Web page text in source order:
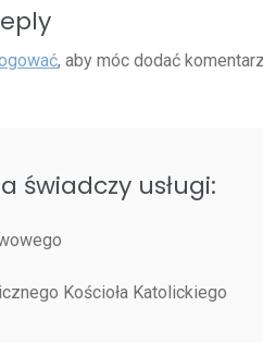
, aby móc dodać
świadczy usługi:
Kościoła Katolickiego